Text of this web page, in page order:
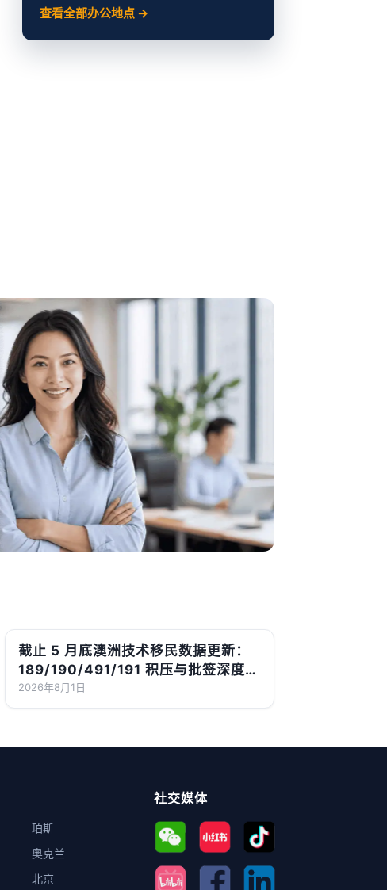
查看全部办公地点 →
截止 5 月底澳洲技术移民数据更新：
189/190/491/191 积压与批签深度解
读
2026年8月1日
珀斯
奥克兰
北京
社交媒体